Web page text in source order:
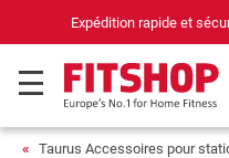
Expédition rapide et
Taurus Accessoires pour